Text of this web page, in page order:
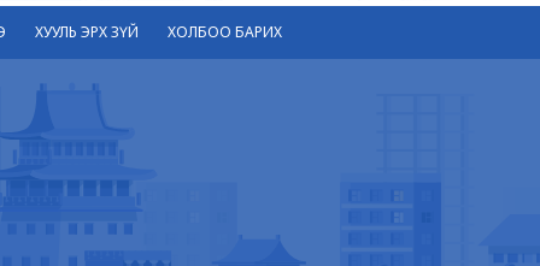
ХУУЛЬ ЭРХ ЗҮЙ ХОЛБОО БАРИХ